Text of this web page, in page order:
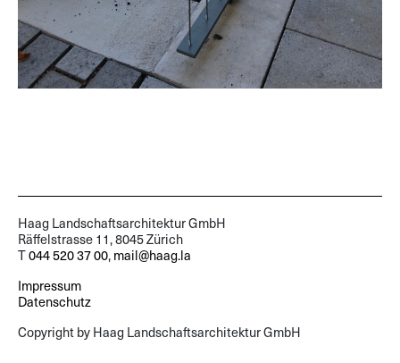
Haag Landschaftsarchitektur GmbH
Räffelstrasse 11, 8045 Zürich
T044 520 37 00,mail@haag.la
Impressum
Datenschutz
Copyright by Haag Landschaftsarchitektur GmbH